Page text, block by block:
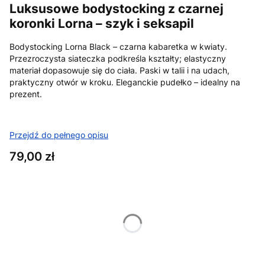
Luksusowe bodystocking z czarnej
koronki Lorna – szyk i seksapil
Bodystocking Lorna Black – czarna kabaretka w kwiaty.
Przezroczysta siateczka podkreśla kształty; elastyczny
materiał dopasowuje się do ciała. Paski w talii i na udach,
praktyczny otwór w kroku. Eleganckie pudełko – idealny na
prezent.
Przejdź do pełnego opisu
Cena
79,00 zł